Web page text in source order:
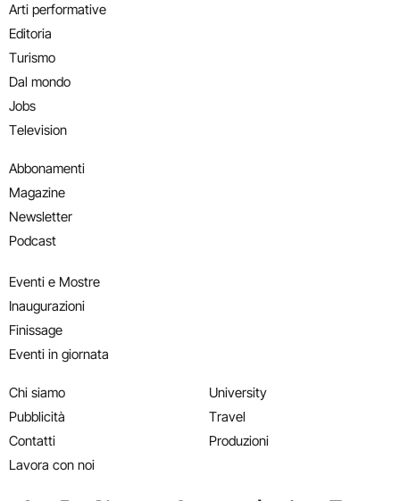
Arti performative
Editoria
Turismo
Dal mondo
Jobs
Television
Abbonamenti
Magazine
Newsletter
Podcast
Eventi e Mostre
Inaugurazioni
Finissage
Eventi in giornata
Chi siamo
Pubblicità
Contatti
Lavora con noi
University
Travel
Produzioni